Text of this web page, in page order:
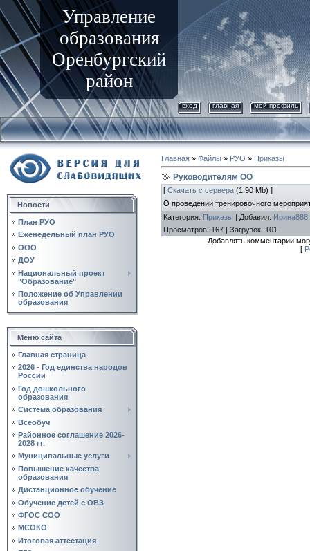
Управление
образования
Оренбургский
район
вход главная мой профиль
Новости
План РУО
Еженедельный план РУО
ООО
ДОУ
Национальный проект
"Образование"
Положение об Управлении
образования
Меню сайта
Главная страница
2026 - Год единства народов
России
Год дошкольного
образования
Система образования
Всеобуч
Районное соглашение 2026-
2028 гг.
Муниципальные услуги
Повышение качества
образования
Дистанционное обучение
Обучение детей с ОВЗ
ФГОС СОО
МСОКО
Итоговая аттестация
Главная » Файлы » РУО » Приказы
Руководителям ОО
[ Скачать с сервера (1.90 Mb) ]
О проведении тренировочного
Категория: Приказы | Добавил: Ирина888
Просмотров: 167 | Загрузок: 101
Добавлять комментарии
[